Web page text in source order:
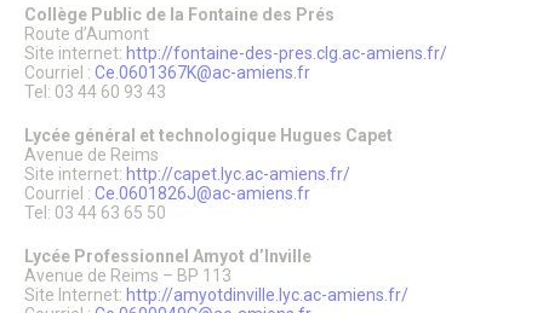
Numéros d’urgence & contacts utiles
Emploi & Stages
Fonds de dotation
Énergie & Environnement
Plan de sobriété énergétique
Alerte sécheresse
Plan de Prévention du Bruit dans L’Environnement
Les Zones d’Accélération des Énergies Renouvelables
(ZAEnR)
Amélioration de l’habitat – Maison de l’habitat et des
Collège Public de la Fontaine des Prés
Route d’Aumont
Site internet: http://fontaine-des-pres.clg.ac-amiens.fr/
Courriel : Ce.0601367K@ac-amiens.fr
Tel: 03 44 60 93 43
Lycée général et technologique Hugues Capet
Avenue de Reims
Site internet: http://capet.lyc.ac-amiens.fr/
Courriel : Ce.0601826J@ac-amiens.fr
Tel: 03 44 63 65 50
Lycée Professionnel Amyot d’Inville
Avenue de Reims – BP 113
Site Internet: http://amyotdinville.lyc.ac-amiens.fr/